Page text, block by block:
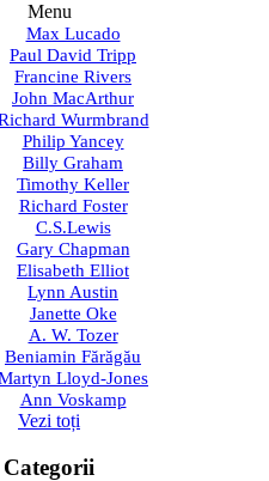
Menu
Max Lucado
Paul David Tripp
Francine Rivers
John MacArthur
Wurmbrand
Philip Yancey
Billy Graham
Timothy Keller
Richard Foster
C.S.Lewis
Gary Chapman
Elisabeth Elliot
Lynn Austin
Janette Oke
A. W. Tozer
Beniamin Fărăgău
Lloyd-Jones
Ann Voskamp
Vezi toți
Categorii